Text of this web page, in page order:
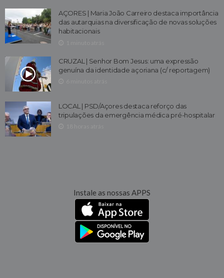
AÇORES | Maria João Carreiro destaca importância
das autarquias na diversificação de novas soluções
habitacionais
CRUZAL | Senhor Bom Jesus: uma expressão
genuína da identidade açoriana (c/ reportagem)
LOCAL | PSD/Açores destaca reforço das
tripulações da emergência médica pré-hospitalar
Instale as nossas APPS